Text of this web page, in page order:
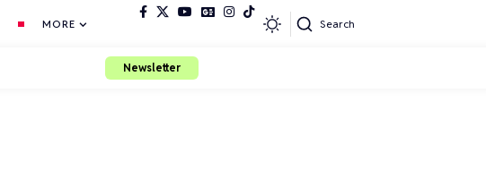
MORE Search
Newsletter